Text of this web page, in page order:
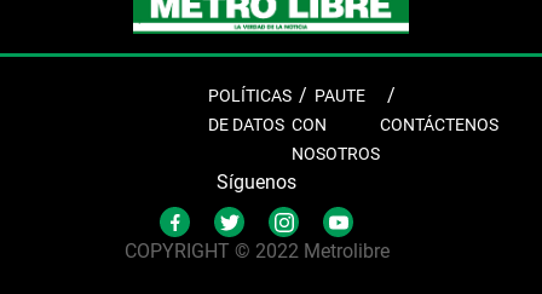
POLÍTICAS
DE DATOS
PAUTE
CON
NOSOTROS
CONTÁCTENOS
Síguenos
COPYRIGHT © 2022 Metrolibre